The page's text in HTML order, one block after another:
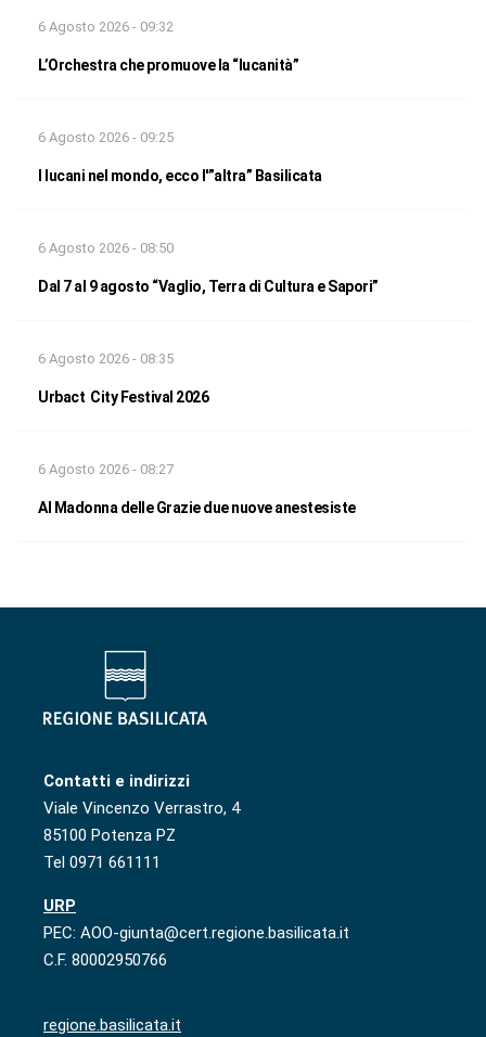
6 Agosto 2026 - 09:32
L’Orchestra che promuove la “lucanità”
6 Agosto 2026 - 09:25
I lucani nel mondo, ecco l'”altra” Basilicata
6 Agosto 2026 - 08:50
Dal 7 al 9 agosto “Vaglio, Terra di Cultura e Sapori”
6 Agosto 2026 - 08:35
Urbact City Festival 2026
6 Agosto 2026 - 08:27
Al Madonna delle Grazie due nuove anestesiste
Contatti e indirizzi
Viale Vincenzo Verrastro, 4
85100 Potenza PZ
Tel 0971 661111
URP
PEC: AOO-giunta@cert.regione.basilicata.it
C.F. 80002950766
regione.basilicata.it